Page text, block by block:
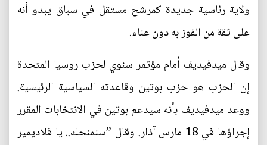
ولاية رئاسية جديدة كمرشح مستقل في سباق يبدو أنه
على ثقة من الفوز به دون عناء.
وقال ميدفيديف أمام مؤتمر سنوي لحزب روسيا المتحدة
إن الحزب هو حزب بوتين وقاعدته السياسية الرئيسية.
ووعد ميدفيديف بأنه سيدعم بوتين في الانتخابات المقرر
إجراؤها في 18 مارس آذار. وقال ”سنمنحك.. يا فلاديمير